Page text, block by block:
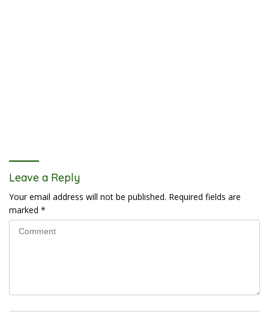
Leave a Reply
Your email address will not be published. Required fields are
marked *